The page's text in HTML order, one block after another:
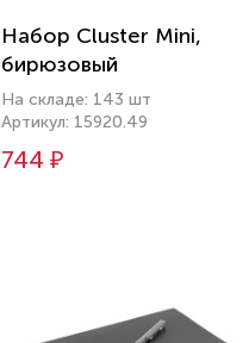
Набор Cluster Mini,
бирюзовый
На складе: 143 шт
Артикул: 15920.49
744 ₽